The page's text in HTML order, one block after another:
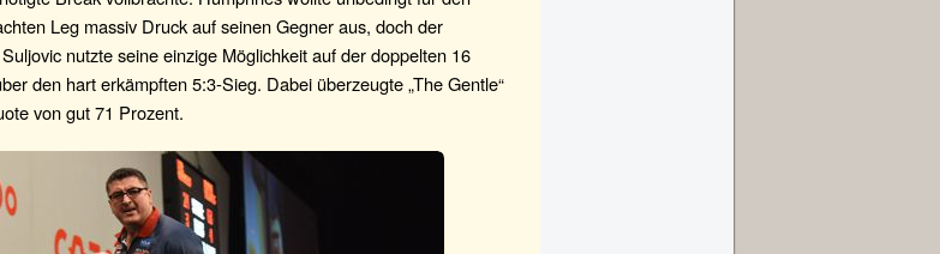
Leg massiv Druck auf seinen Gegner aus, doch der
nutzte seine einzige Möglichkeit auf der doppelten 16
den hart erkämpften 5:3-Sieg. Dabei überzeugte „The Gentle“
von gut 71 Prozent.